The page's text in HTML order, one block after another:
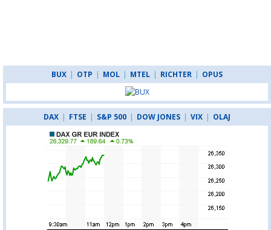
BUX | OTP | MOL | MTEL | RICHTER | OPUS
DAX | FTSE | S&P 500 | DOW JONES | VIX | OLAJ